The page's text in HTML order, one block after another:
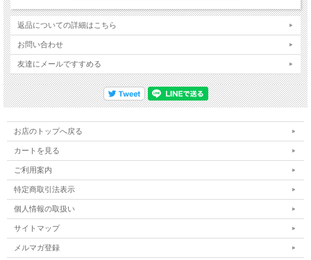
返品についての詳細はこちら
お問い合わせ
友達にメールですすめる
お店のトップへ戻る
カートを見る
ご利用案内
特定商取引法表示
個人情報の取扱い
サイトマップ
メルマガ登録